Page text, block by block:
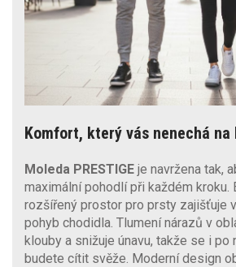
Komfort, který vás nenechá na
Moleda PRESTIGE je navržena tak,
maximální pohodlí při každém kroku.
rozšířený prostor pro prsty zajišťuje
pohyb chodidla. Tlumení nárazů v
klouby a snižuje únavu, takže se i po
budete cítit svěže. Moderní design